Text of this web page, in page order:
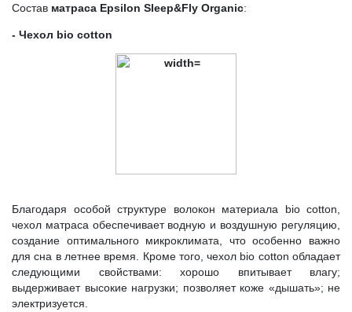
Состав матраса Epsilon Sleep&Fly Organic:
- Чехол bio cotton
Благодаря особой структуре волокон материала bio cotton,
чехол матраса обеспечивает водную и воздушную регуляцию,
создание оптимального микроклимата, что особенно важно
для сна в летнее время. Кроме того, чехол bio cotton обладает
следующими свойствами: хорошо впитывает влагу;
выдерживает высокие нагрузки; позволяет коже «дышать»; не
электризуется.